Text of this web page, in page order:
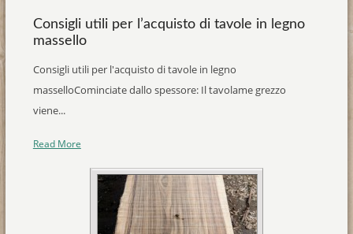
Consigli utili per l’acquisto di tavole in legno
massello
Consigli utili per l'acquisto di tavole in legno
masselloCominciate dallo spessore: Il tavolame grezzo
viene...
Read More